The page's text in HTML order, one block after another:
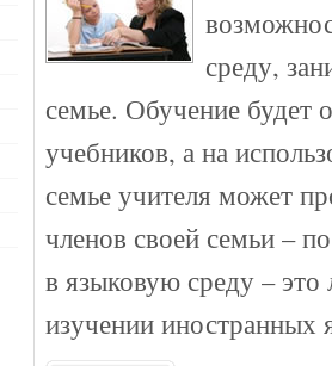
среду,
семье. Обучение будет
учебников, а на
семье учителя может
членов своей семьи –
в языковую среду – это
изучении иностранных